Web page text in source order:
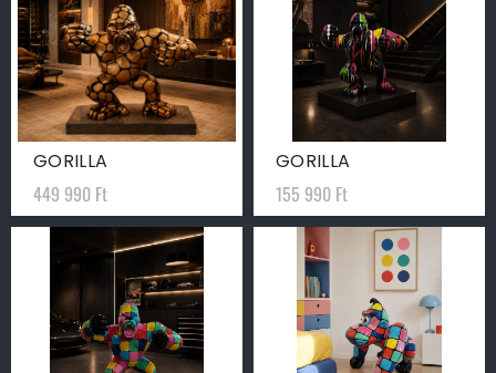
GORILLA
449 990 Ft
GORILLA
155 990 Ft